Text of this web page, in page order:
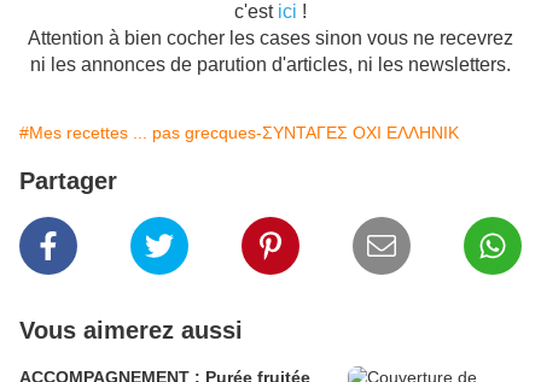
c'est ici !
Attention à bien cocher les cases sinon vous ne recevrez
ni les annonces de parution d'articles, ni les newsletters.
#Mes recettes ... pas grecques-ΣΥΝΤΑΓΕΣ ΟΧΙ ΕΛΛΗΝΙΚ
Partager
Vous aimerez aussi
ACCOMPAGNEMENT : Purée fruitée